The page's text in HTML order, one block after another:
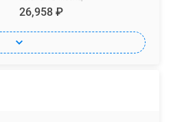
26,958 ₽